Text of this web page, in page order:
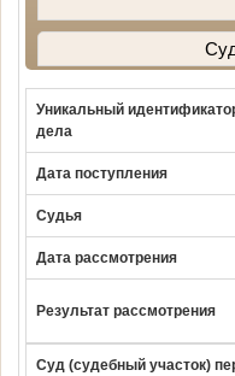
Уникальный
дела
Дата поступления
Судья
Дата рассмотрения
Результат рассмотрения
Суд (судебный участок)